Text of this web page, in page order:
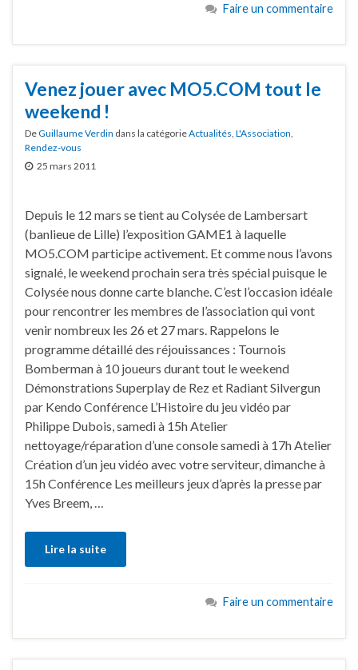
Faire un commentaire
Venez jouer avec MO5.COM tout le
weekend !
DeGuillaume Verdin dans la catégorieActualités, L'Association,
Rendez-vous
25 mars 2011
Depuis le 12 mars se tient au Colysée de Lambersart
(banlieue de Lille) l’exposition GAME1 à laquelle
MO5.COM participe activement. Et comme nous l’avons
signalé, le weekend prochain sera très spécial puisque le
Colysée nous donne carte blanche. C’est l’occasion idéale
pour rencontrer les membres de l’association qui vont
venir nombreux les 26 et 27 mars. Rappelons le
programme détaillé des réjouissances : Tournois
Bomberman à 10 joueurs durant tout le weekend
Démonstrations Superplay de Rez et Radiant Silvergun
par Kendo Conférence L’Histoire du jeu vidéo par
Philippe Dubois, samedi à 15h Atelier
nettoyage/réparation d’une console samedi à 17h Atelier
Création d’un jeu vidéo avec votre serviteur, dimanche à
15h Conférence Les meilleurs jeux d’après la presse par
Yves Breem, …
Lire la suite
Faire un commentaire